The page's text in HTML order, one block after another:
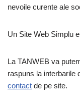
nevoile curente ale
Un Site Web Simplu
La TANWEB va
raspuns la interbarile
contact de pe site.